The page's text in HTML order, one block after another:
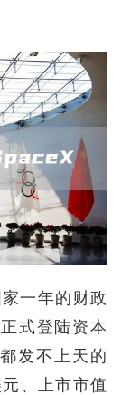
一年的财政
式登陆资本
发不上天的
、上市市值